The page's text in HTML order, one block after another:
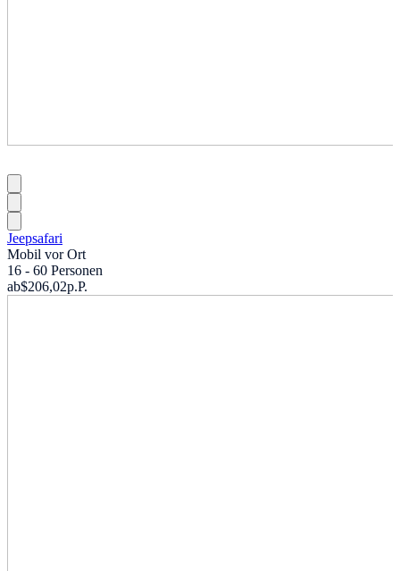
Jeepsafari
Mobil vor Ort
16 - 60 Personen
ab$206,02p.P.